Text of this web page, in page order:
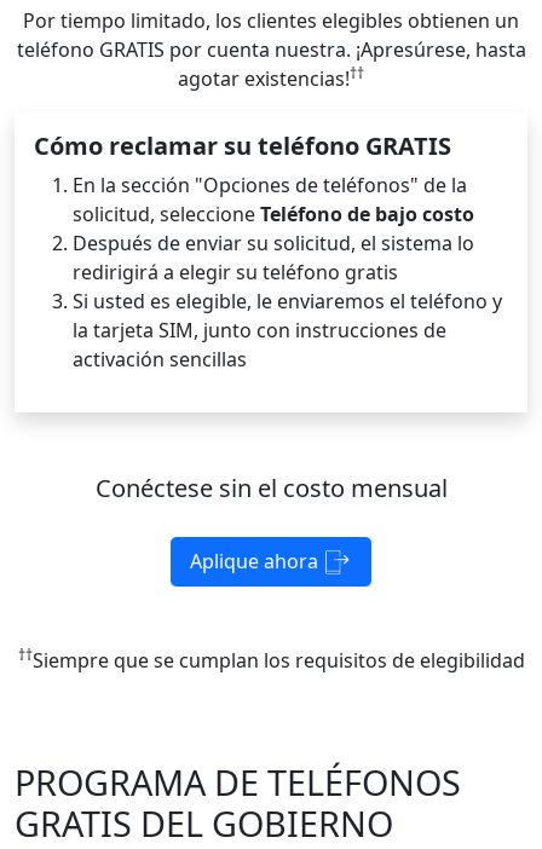
Por tiempo limitado, los clientes elegibles obtienen un
teléfono GRATIS por cuenta nuestra. ¡Apresúrese, hasta
agotar existencias!††
Cómo reclamar su teléfono GRATIS
En la sección "Opciones de teléfonos" de la
solicitud, seleccioneTeléfono de bajo costo
Después de enviar su solicitud, el sistema lo
redirigirá a elegir su teléfono gratis
Si usted es elegible, le enviaremos el teléfono y
la tarjeta SIM, junto con instrucciones de
activación sencillas
Conéctese sin el costo mensual
Aplique ahora
††Siempre que se cumplan los requisitos de elegibilidad
PROGRAMA DE TELÉFONOS
GRATIS DEL GOBIERNO